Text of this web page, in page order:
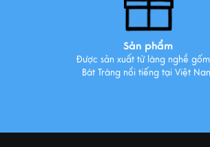
Sản phẩm
Được sản xuất từ làng nghề
Bát Tràng nổi tiếng tại Việt